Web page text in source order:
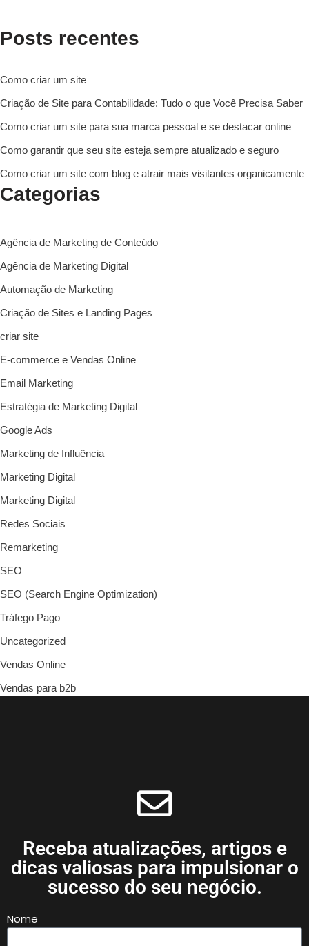
Posts recentes
Como criar um site
Criação de Site para Contabilidade: Tudo o que Você Precisa Saber
Como criar um site para sua marca pessoal e se destacar online
Como garantir que seu site esteja sempre atualizado e seguro
Como criar um site com blog e atrair mais visitantes organicamente
Categorias
Agência de Marketing de Conteúdo
Agência de Marketing Digital
Automação de Marketing
Criação de Sites e Landing Pages
criar site
E-commerce e Vendas Online
Email Marketing
Estratégia de Marketing Digital
Google Ads
Marketing de Influência
Marketing Digital
Marketing Digital
Redes Sociais
Remarketing
SEO
SEO (Search Engine Optimization)
Tráfego Pago
Uncategorized
Vendas Online
Vendas para b2b
Receba atualizações, artigos e
dicas valiosas para impulsionar o
sucesso do seu negócio.
Nome